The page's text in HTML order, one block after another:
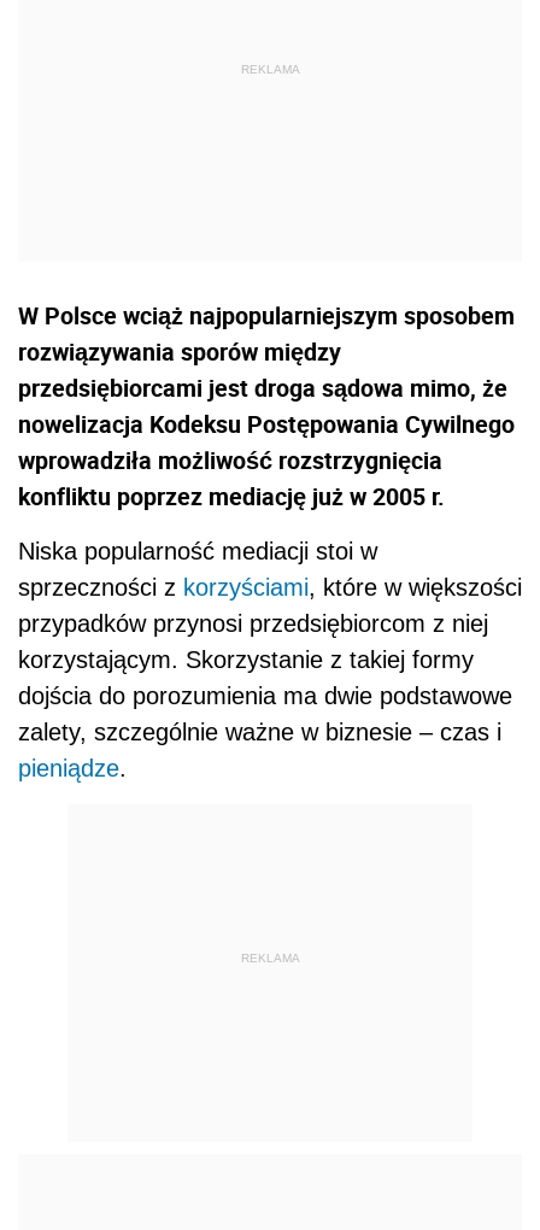
W Polsce wciąż najpopularniejszym sposobem
rozwiązywania sporów między
przedsiębiorcami jest droga sądowa mimo, że
nowelizacja Kodeksu Postępowania Cywilnego
wprowadziła możliwość rozstrzygnięcia
konfliktu poprzez mediację już w 2005 r.
Niska popularność mediacji stoi w
sprzeczności z korzyściami, które w większości
przypadków przynosi przedsiębiorcom z niej
korzystającym. Skorzystanie z takiej formy
dojścia do porozumienia ma dwie podstawowe
zalety, szczególnie ważne w biznesie – czas i
pieniądze.
REKLAMA